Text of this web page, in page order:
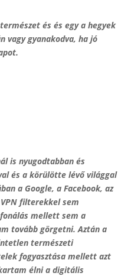
és és egy a hegyek
vagy gyanakodva, ha jó
is nyugodtabban és
és a körülötte lévő világgal
a Google, a Facebook, az
filterekkel sem
mellett sem a
tovább görgetni. Aztán a
természeti
fogyasztása mellett azt
élni a digitális